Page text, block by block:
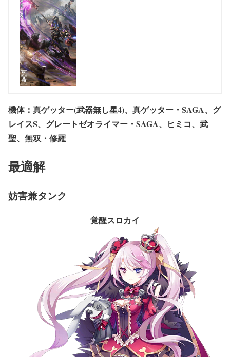
機体：真ゲッター(武器無し星4)、真ゲッター・SAGA、グ
レイスS、グレートゼオライマー・SAGA、ヒミコ、武
聖、無双・修羅
最適解
妨害兼タンク
覚醒スロカイ